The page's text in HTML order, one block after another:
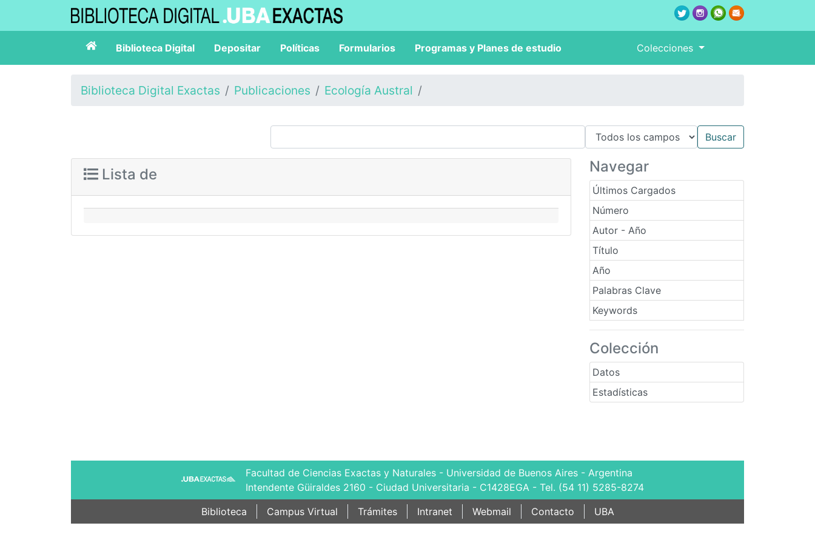
Biblioteca Digital Depositar Políticas Formularios Programas y Planes de estudio Colecciones
Biblioteca Digital Exactas Publicaciones Ecología Austral
Navegar
Últimos Cargados
Número
Autor - Año
Título
Año
Palabras Clave
Keywords
Colección
Datos
Estadísticas
Lista de
Facultad de Ciencias Exactas y Naturales - Universidad de Buenos Aires - Argentina
Intendente Güiraldes 2160 - Ciudad Universitaria - C1428EGA - Tel. (54 11) 5285-8274
Biblioteca
Campus Virtual Trámites Intranet Webmail Contacto UBA